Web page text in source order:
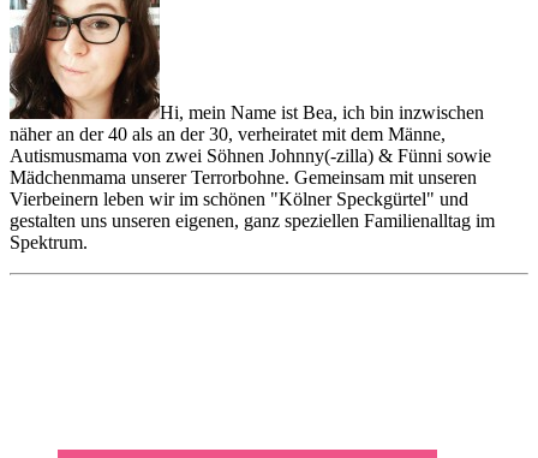
Hi, mein Name ist Bea, ich bin inzwischen
näher an der 40 als an der 30, verheiratet mit dem Männe,
Autismusmama von zwei Söhnen Johnny(-zilla) & Fünni sowie
Mädchenmama unserer Terrorbohne. Gemeinsam mit unseren
Vierbeinern leben wir im schönen "Kölner Speckgürtel" und
gestalten uns unseren eigenen, ganz speziellen Familienalltag im
Spektrum.